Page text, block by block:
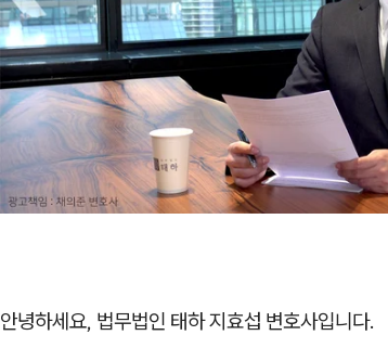
안녕하세요, 법무법인 태하 지효섭 변호사입니다.